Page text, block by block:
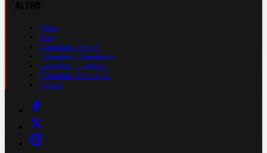
Video
Foto
Calendario Serie A
Calendario Champions
Calendario Europa L.
Calendario Premier L.
Casinò